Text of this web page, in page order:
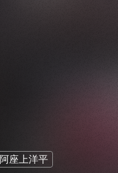
阿座上洋平